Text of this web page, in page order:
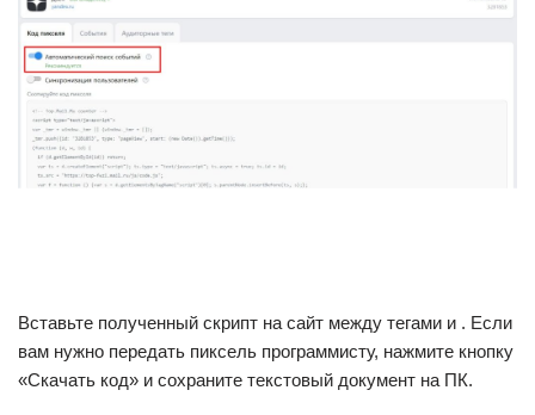
Вставьте полученный скрипт на сайт между тегами и . Если
вам нужно передать пиксель программисту, нажмите кнопку
«Скачать код» и сохраните текстовый документ на ПК.